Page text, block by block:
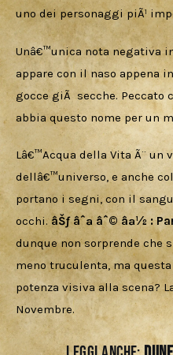
uno dei personaggi piÃ¹
Unâ€™unica nota negativa
appare con il naso appena
gocce giÃ  secche.
abbia questo nome per un
Lâ€™Acqua della Vita Ã¨ un
dellâ€™universo, e anche
portano i segni, con il
occhi. âŠƒ âˆª âˆ© âª½ :
dunque non sorprende che
meno truculenta, ma
potenza visiva alla scena?
Novembre.